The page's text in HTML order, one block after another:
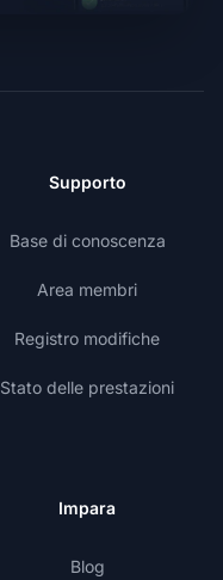
Supporto
Base di conoscenza
Area membri
Registro modifiche
Stato delle prestazioni
Impara
Blog